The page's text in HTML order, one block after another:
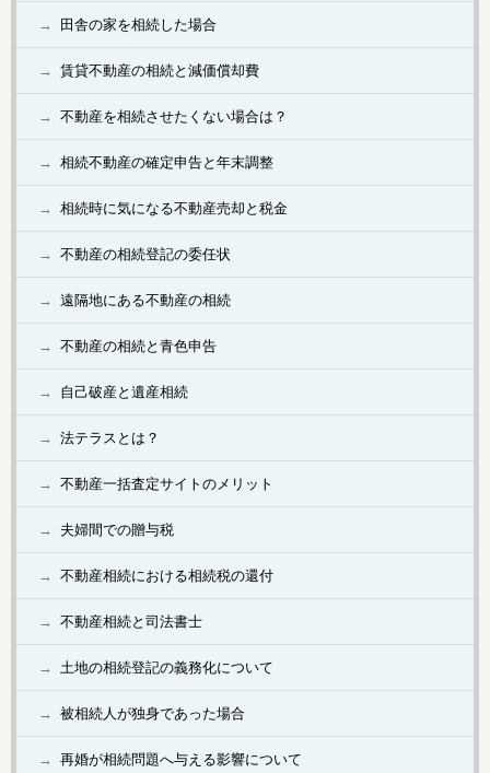
田舎の家を相続した場合
賃貸不動産の相続と減価償却費
不動産を相続させたくない場合は？
相続不動産の確定申告と年末調整
相続時に気になる不動産売却と税金
不動産の相続登記の委任状
遠隔地にある不動産の相続
不動産の相続と青色申告
自己破産と遺産相続
法テラスとは？
不動産一括査定サイトのメリット
夫婦間での贈与税
不動産相続における相続税の還付
不動産相続と司法書士
土地の相続登記の義務化について
被相続人が独身であった場合
再婚が相続問題へ与える影響について